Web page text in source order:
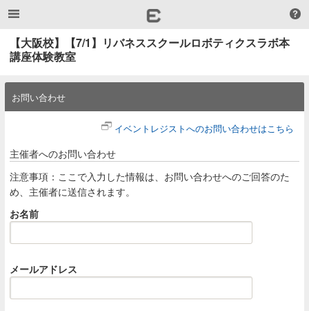
【大阪校】【7/1】リバネススクールロボティクスラボ本
講座体験教室
お問い合わせ
イベントレジストへのお問い合わせはこちら
主催者へのお問い合わせ
注意事項：ここで入力した情報は、お問い合わせへのご回答のた
め、主催者に送信されます。
お名前
メールアドレス